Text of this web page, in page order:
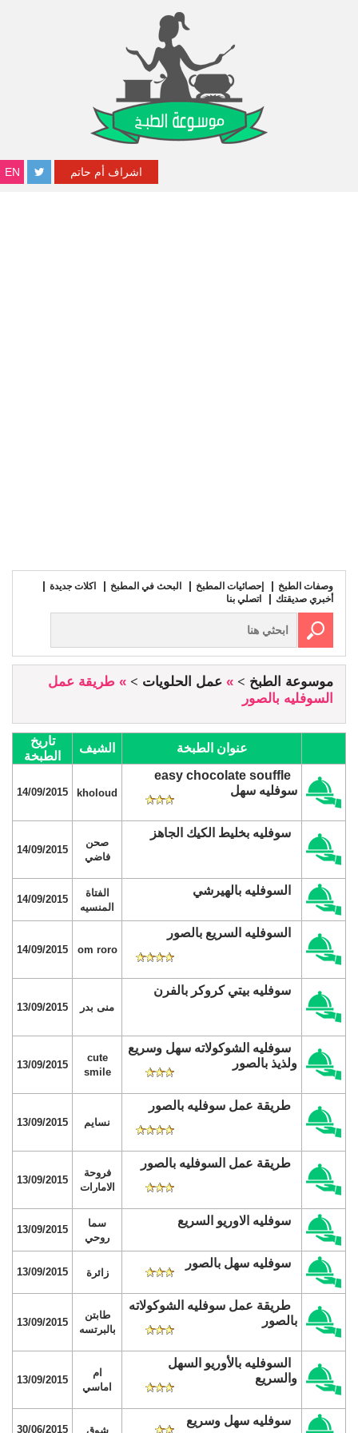
EN اشراف أم حاتم
وصفات الطبخ إحصائيات المطبخ البحث في المطبخ
اكلات جديدة
أخبري صديقتك
اتصلي بنا
موسوعة الطبخ » عمل الحلويات
» طريقة عمل
السوفليه بالصور
عنوان الطبخة الشيف
تاريخ
الطبخة
easy chocolate souffle
سوفليه سهل
kholoud
14/09/2015
سوفليه بخليط الكيك الجاهز
صحن
فاضي
14/09/2015
السوفليه بالهيرشي
الفتاة
المنسيه
14/09/2015
السوفليه السريع بالصور
om roro
14/09/2015
سوفليه بيتي كروكر بالفرن
منى بدر 13/09/2015
سوفليه الشوكولاته سهل وسريع
ولذيذ بالصور
cute
smile
13/09/2015
طريقة عمل سوفليه بالصور
نسايم 13/09/2015
طريقة عمل السوفليه بالصور
فروحة
الامارات
13/09/2015
سوفليه الاوريو السريع
سما
روحي
13/09/2015
سوفليه سهل بالصور
زائرة 13/09/2015
طريقة عمل سوفليه الشوكولاته
بالصور
طابتن
بالبرتسه
13/09/2015
السوفليه بالأوريو السهل
والسريع
ام
اماسي
13/09/2015
سوفليه سهل وسريع
شوق 30/06/2015